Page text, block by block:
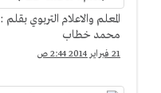
المعلم والاعلام التربوي بقلم :
محمد خطاب
21 فبراير 2014 2:44 ص